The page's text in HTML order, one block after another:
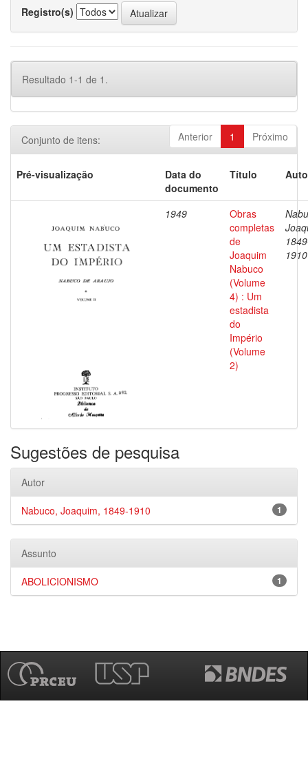
Registro(s)
Resultado 1-1 de 1.
Anterior 1 Próximo
Conjunto de itens:
Pré-visualização
Data do
documento
Título
1949
Obras
completas
de
Joaquim
Nabuco
(Volume
4) : Um
estadista
do
Império
(Volume
2)
1910
Sugestões de pesquisa
Autor
1
Nabuco, Joaquim, 1849-1910
Assunto
1
ABOLICIONISMO